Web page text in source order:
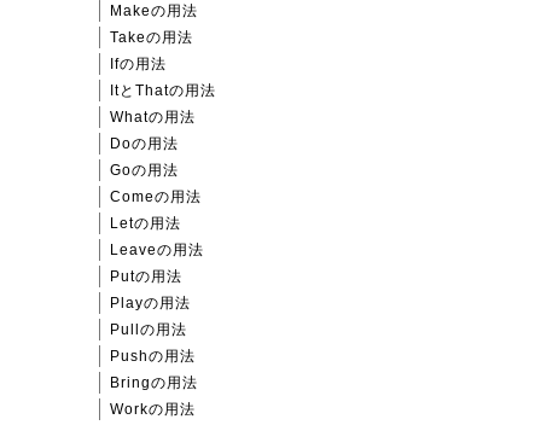
Makeの用法
Takeの用法
Ifの用法
ItとThatの用法
Whatの用法
Doの用法
Goの用法
Comeの用法
Letの用法
Leaveの用法
Putの用法
Playの用法
Pullの用法
Pushの用法
Bringの用法
Workの用法